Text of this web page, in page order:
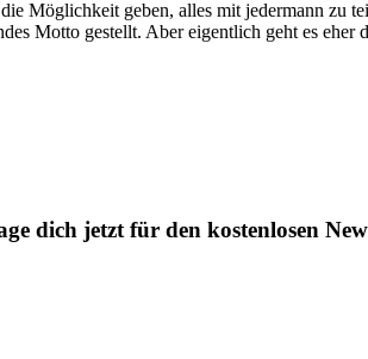
Möglichkeit geben, alles mit jedermann
Motto gestellt. Aber eigentlich geht es eher
dich jetzt für den kostenlosen